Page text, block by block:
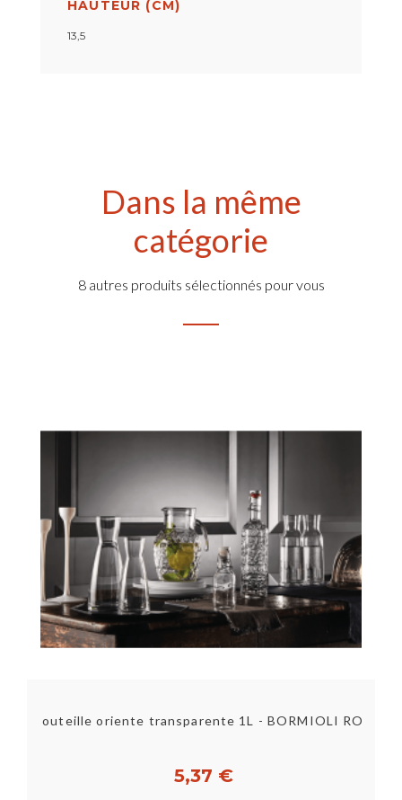
HAUTEUR (CM)
13,5
Dans la même
catégorie
8 autres produits sélectionnés pour vous
5,37 €